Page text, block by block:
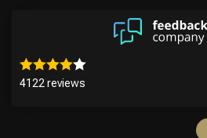
4122 reviews